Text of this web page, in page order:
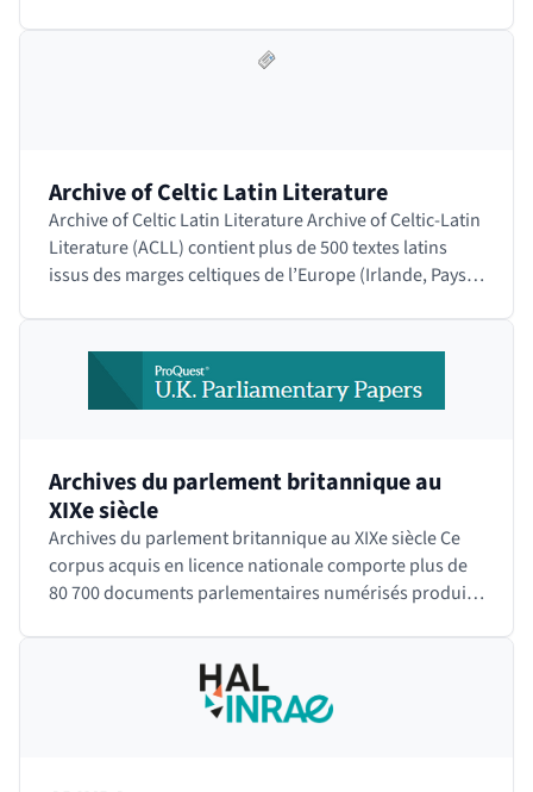
Archive of Celtic Latin Literature
Archive of Celtic Latin Literature Archive of Celtic-Latin
Literature (ACLL) contient plus de 500 textes latins
issus des marges celtiques de l’Europe (Irlande, Pays
Archives du parlement britannique au
XIXe siècle
Archives du parlement britannique au XIXe siècle Ce
corpus acquis en licence nationale comporte plus de
80 700 documents parlementaires numérisés produits